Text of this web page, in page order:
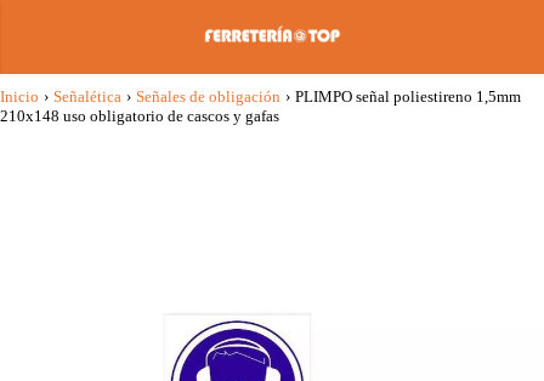
Inicio › Señalética › Señales de obligación › PLIMPO señal poliestireno 1,5mm
210x148 uso obligatorio de cascos y gafas